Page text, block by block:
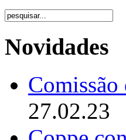
Novidades
Comissão
27.02.23